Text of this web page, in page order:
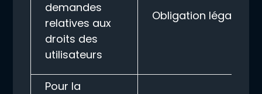
demandes
relatives aux
droits des
utilisateurs
Obligation légale
Pour la